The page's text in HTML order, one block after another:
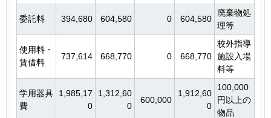
委託料 394,680 604,580 0 604,580
廃棄物処
理等
使用料・
賃借料
737,614 668,770 0 668,770
校外指導
施設入場
料等
学用器具
費
1,985,17
0
1,312,60
0
600,000
1,912,60
0
100,000
円以上の
物品